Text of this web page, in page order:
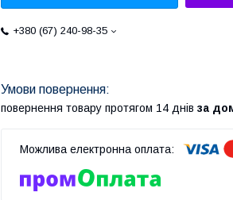
+380 (67) 240-98-35
повернення товару протягом 14 днів за